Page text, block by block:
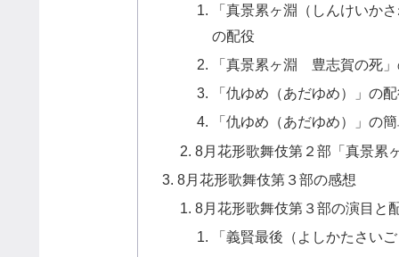
「真景累ヶ淵（しんけいか
の配役
「真景累ヶ淵 豊志賀の死
「仇ゆめ（あだゆめ）」の
「仇ゆめ（あだゆめ）」の
8月花形歌舞伎第２部「真景
8月花形歌舞伎第３部の感想
8月花形歌舞伎第３部の演目と
「義賢最後（よしかたさい